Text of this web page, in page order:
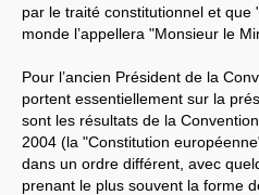
par le traité constitutionnel et que
monde l’appellera "Monsieur le
Pour l’ancien Président de la
portent essentiellement sur la
sont les résultats de la
2004 (la "Constitution
dans un ordre différent, avec
prenant le plus souvent la forme